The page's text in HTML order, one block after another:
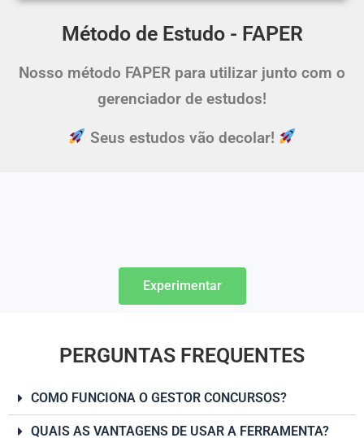
Método de Estudo - FAPER
Nosso método FAPER para utilizar junto com o
gerenciador de estudos!
Seus estudos vão decolar!
Experimentar
PERGUNTAS FREQUENTES
COMO FUNCIONA O GESTOR CONCURSOS?
QUAIS AS VANTAGENS DE USAR A FERRAMENTA?